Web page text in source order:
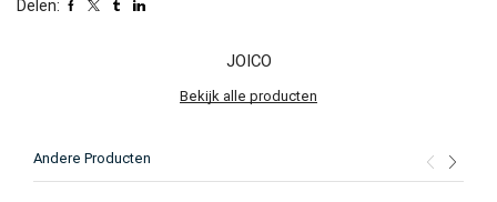
Delen:
JOICO
Bekijk alle producten
Andere Producten